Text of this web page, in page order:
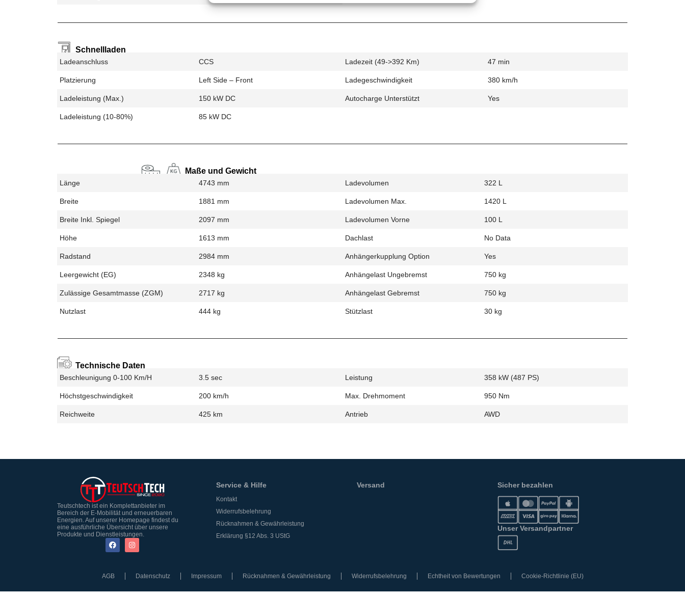
Schnellladen
Ladeanschluss CCS
Platzierung Left Side – Front
Ladeleistung (max.) 150 kW DC
Ladeleistung (10-80%) 85 kW DC
Ladezeit (49->392 Km) 47 min
Ladegeschwindigkeit 380 km/h
Autocharge Unterstützt Yes
Maße und Gewicht
Länge 4743 mm
Breite 1881 mm
Breite Inkl. Spiegel 2097 mm
Höhe 1613 mm
Radstand 2984 mm
Leergewicht (EG) 2348 kg
Zulässige Gesamtmasse (zGM) 2717 kg
Nutzlast 444 kg
Ladevolumen 322 L
Ladevolumen Max. 1420 L
Ladevolumen Vorne 100 L
Dachlast No Data
Anhängerkupplung Option Yes
Anhängelast Ungebremst 750 kg
Anhängelast Gebremst 750 kg
Stützlast 30 kg
Technische Daten
Beschleunigung 0-100 Km/h 3.5 sec
Höchstgeschwindigkeit 200 km/h
Reichweite 425 km
Leistung 358 kW (487 PS)
Max. Drehmoment 950 Nm
Antrieb AWD
Teutschtech ist ein Komplettanbieter im
Bereich der E-Mobilität und erneuerbaren
Energien. Auf unserer Homepage findest du
eine ausführliche Übersicht über unsere
Produkte und Dienstleistungen.
Service & Hilfe
Kontakt
Widerrufsbelehrung
Rücknahmen & Gewährleistung
Erklärung §12 Abs. 3 UStG
Versand Sicher bezahlen
Unser Versandpartner
AGB Datenschutz Impressum Rücknahmen & Gewährleistung Widerrufsbelehrung Echtheit von Bewertungen Cookie-Richtlinie (EU)